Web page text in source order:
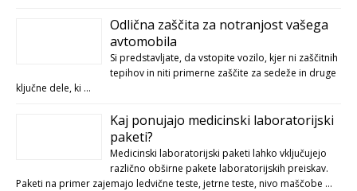
Odlična zaščita za notranjost vašega
avtomobila
Si predstavljate, da vstopite vozilo, kjer ni zaščitnih
tepihov in niti primerne zaščite za sedeže in druge
ključne dele, ki …
Kaj ponujajo medicinski laboratorijski
paketi?
Medicinski laboratorijski paketi lahko vključujejo
različno obširne pakete laboratorijskih preiskav.
Paketi na primer zajemajo ledvične teste, jetrne teste, nivo maščobe …